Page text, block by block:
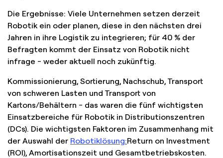
Die Ergebnisse: Viele Unternehmen setzen derzeit
Robotik ein oder planen, diese in den nächsten drei
Jahren in ihre Logistik zu integrieren; für 40 % der
Befragten kommt der Einsatz von Robotik nicht
infrage - weder aktuell noch zukünftig.
Kommissionierung, Sortierung, Nachschub, Transport
von schweren Lasten und Transport von
Kartons/Behältern - das waren die fünf wichtigsten
Einsatzbereiche für Robotik in Distributionszentren
(DCs). Die wichtigsten Faktoren im Zusammenhang mit
der Auswahl der Robotiklösung:Return on Investment
(ROI), Amortisationszeit und Gesamtbetriebskosten.